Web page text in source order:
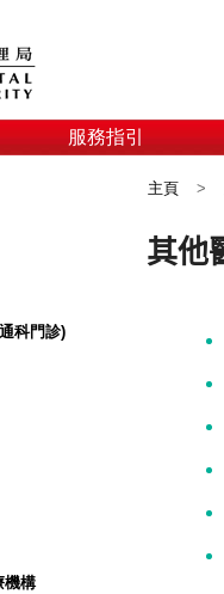
服務指引
科門診)
機構
主頁 >